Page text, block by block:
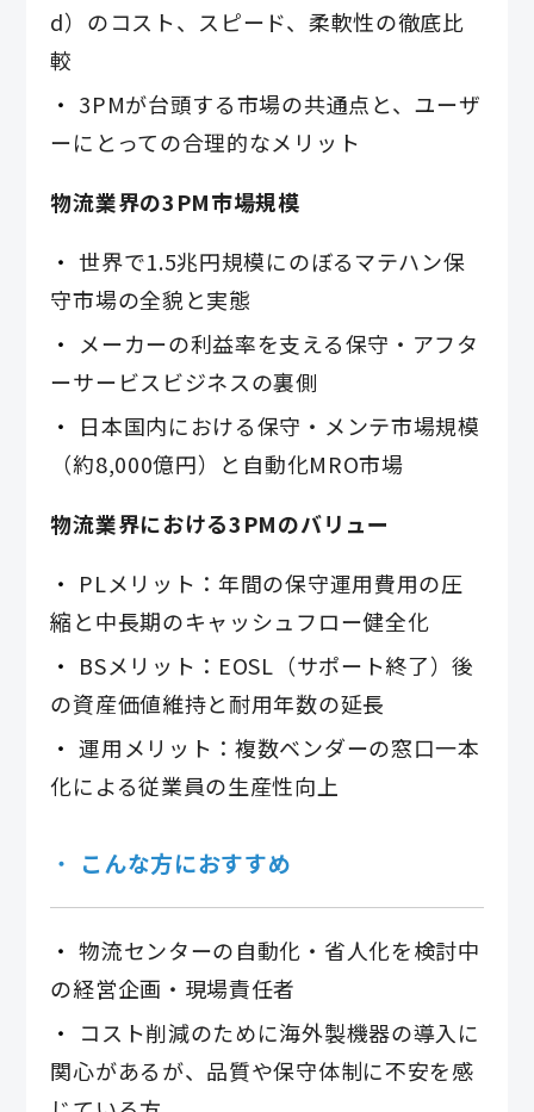
d）のコスト、スピード、柔軟性の徹底比
較
3PMが台頭する市場の共通点と、ユーザ
ーにとっての合理的なメリット
物流業界の3PM市場規模
世界で1.5兆円規模にのぼるマテハン保
守市場の全貌と実態
メーカーの利益率を支える保守・アフタ
ーサービスビジネスの裏側
日本国内における保守・メンテ市場規模
（約8,000億円）と自動化MRO市場
物流業界における3PMのバリュー
PLメリット：年間の保守運用費用の圧
縮と中長期のキャッシュフロー健全化
BSメリット：EOSL（サポート終了）後
の資産価値維持と耐用年数の延長
運用メリット：複数ベンダーの窓口一本
化による従業員の生産性向上
こんな方におすすめ
物流センターの自動化・省人化を検討中
の経営企画・現場責任者
コスト削減のために海外製機器の導入に
関心があるが、品質や保守体制に不安を感